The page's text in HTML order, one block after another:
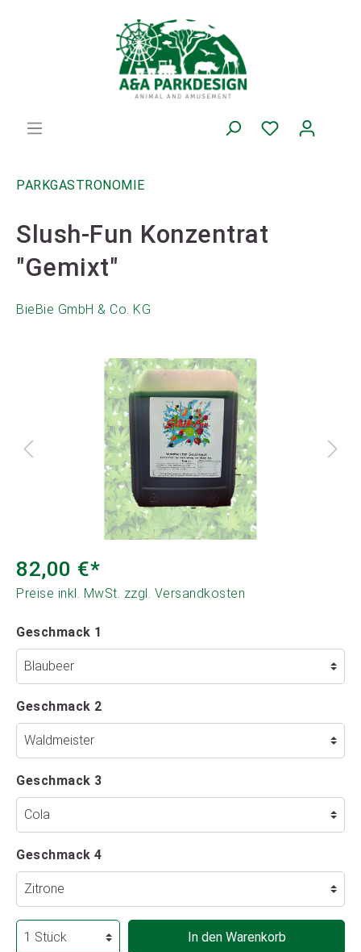
PARKGASTRONOMIE
Slush-Fun Konzentrat
"Gemixt"
BieBie GmbH & Co. KG
82,00 €*
Preise inkl. MwSt. zzgl. Versandkosten
Geschmack 1
Geschmack 2
Geschmack 3
Geschmack 4
In den Warenkorb